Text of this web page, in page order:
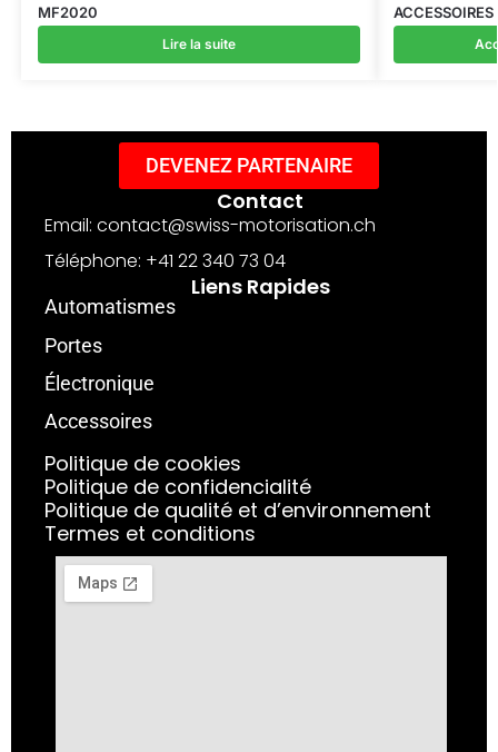
MF2020
Lire la suite
ACCESSOIRES
DEVENEZ PARTENAIRE
Contact
Email: contact@swiss-motorisation.ch
Téléphone: +41 22 340 73 04
Liens Rapides
Automatismes
Portes
Électronique
Accessoires
Politique de cookies
Politique de confidencialité
Politique de qualité et d’environnement
Termes et conditions